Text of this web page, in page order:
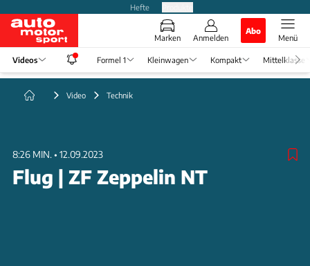
Hefte
Marken Anmelden
Abo
Menü
Videos Formel 1 Kleinwagen Kompakt Mittelklasse
Video Technik
8:26 MIN. • 12.09.2023
Flug | ZF Zeppelin NT